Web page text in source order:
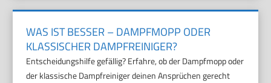
WAS IST BESSER – DAMPFMOPP ODER
KLASSISCHER DAMPFREINIGER?
Entscheidungshilfe gefällig? Erfahre, ob der Dampfmopp oder
der klassische Dampfreiniger deinen Ansprüchen gerecht